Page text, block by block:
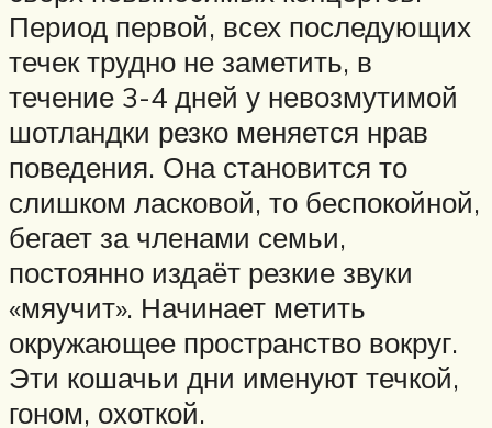
Период первой, всех последующих
течек трудно не заметить, в
течение 3-4 дней у невозмутимой
шотландки резко меняется нрав
поведения. Она становится то
слишком ласковой, то беспокойной,
бегает за членами семьи,
постоянно издаёт резкие звуки
«мяучит». Начинает метить
окружающее пространство вокруг.
Эти кошачьи дни именуют течкой,
гоном, охоткой.